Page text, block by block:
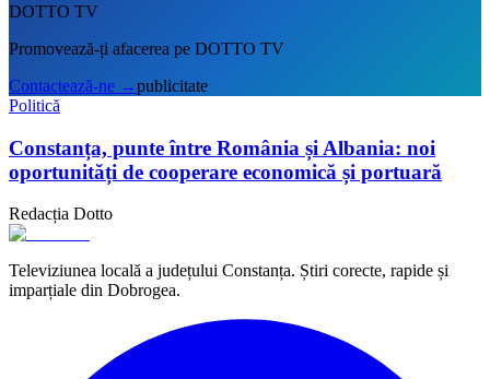
DOTTO TV
Promovează-ți afacerea pe DOTTO TV
Contactează-ne →publicitate
Politică
Constanța, punte între România și Albania: noi
oportunități de cooperare economică și portuară
Redacția Dotto
Televiziunea locală a județului Constanța. Știri corecte, rapide și
imparțiale din Dobrogea.